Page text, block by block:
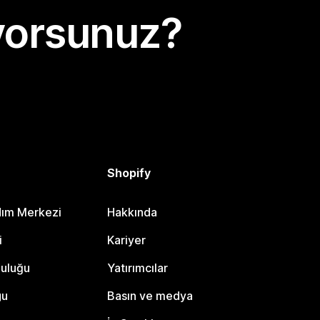
Merkezi
Shopify
Hakkında
Kariyer
Yatırımcılar
Basın ve medya